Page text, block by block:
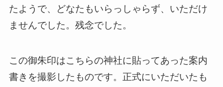
たようで、どなたもいらっしゃらず、いただけ
ませんでした。残念でした。
この御朱印はこちらの神社に貼ってあった案内
書きを撮影したものです。正式にいただいたも